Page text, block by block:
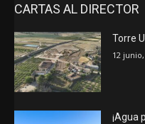
CARTAS AL DIRECTOR
Torre
12
¡Agua